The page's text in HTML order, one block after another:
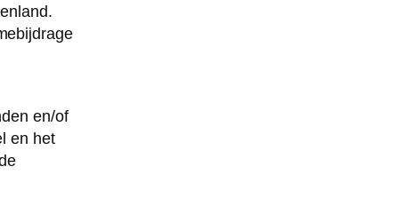
en/of
en het